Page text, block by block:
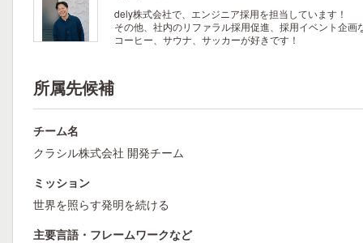
dely株式会社で、エンジニア採用を担当しています！
その他、社内のリファラル採用促進、採用イベント企画
コーヒー、サウナ、サッカーが好きです！
所属先候補
チーム名
クラシル株式会社 開発チーム
ミッション
世界を照らす発明を続ける
主要言語・フレームワークなど